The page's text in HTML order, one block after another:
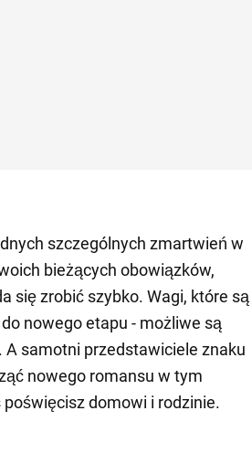
szczególnych zmartwień w
bieżących obowiązków,
się zrobić szybko. Wagi, które są
nowego etapu - możliwe są
samotni przedstawiciele znaku
nowego romansu w tym
poświęcisz domowi i rodzinie.